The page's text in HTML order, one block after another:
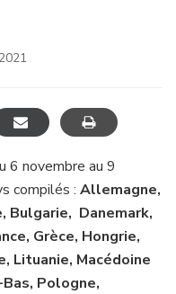
6 novembre au 9
compilés : Allemagne,
Bulgarie, Danemark,
Grèce, Hongrie,
Lituanie, Macédoine
Pologne,